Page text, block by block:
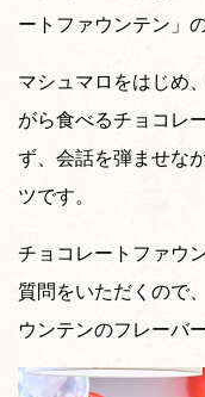
ートファウンテン」
マシュマロをはじめ
がら食べるチョコレ
ず、会話を弾ませな
ツです。
チョコレートファウ
質問をいただくので
ウンテンのフレーバ